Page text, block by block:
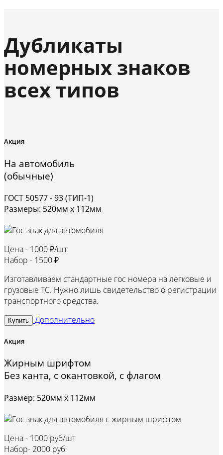
Дубликаты
номерных знаков
всех типов
Акция
На автомобиль
(обычные)
ГОСТ 50577 - 93 (ТИП-1)
Размеры: 520мм х 112мм
Цена - 1000 ₽/шт
Набор - 1500 ₽
Изготавливаем стандартные гос номера на легковые и
грузовые ТС. Нужно лишь свидетельство о регистрации
транспортного средства.
Купить Дополнительно
Акция
Жирным шрифтом
Без канта, с окантовкой, с флагом
Размер: 520мм х 112мм
Цена - 1000 руб/шт
Набор- 2000 руб